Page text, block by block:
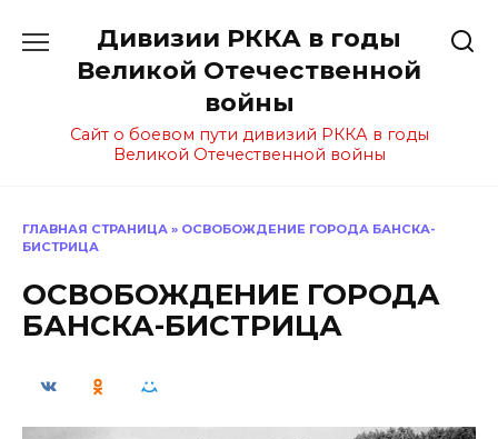
содержанию
Дивизии РККА в годы
Великой Отечественной
войны
Сайт о боевом пути дивизий РККА в годы
Великой Отечественной войны
ГЛАВНАЯ СТРАНИЦА » ОСВОБОЖДЕНИЕ ГОРОДА БАНСКА-
БИСТРИЦА
ОСВОБОЖДЕНИЕ ГОРОДА
БАНСКА-БИСТРИЦА